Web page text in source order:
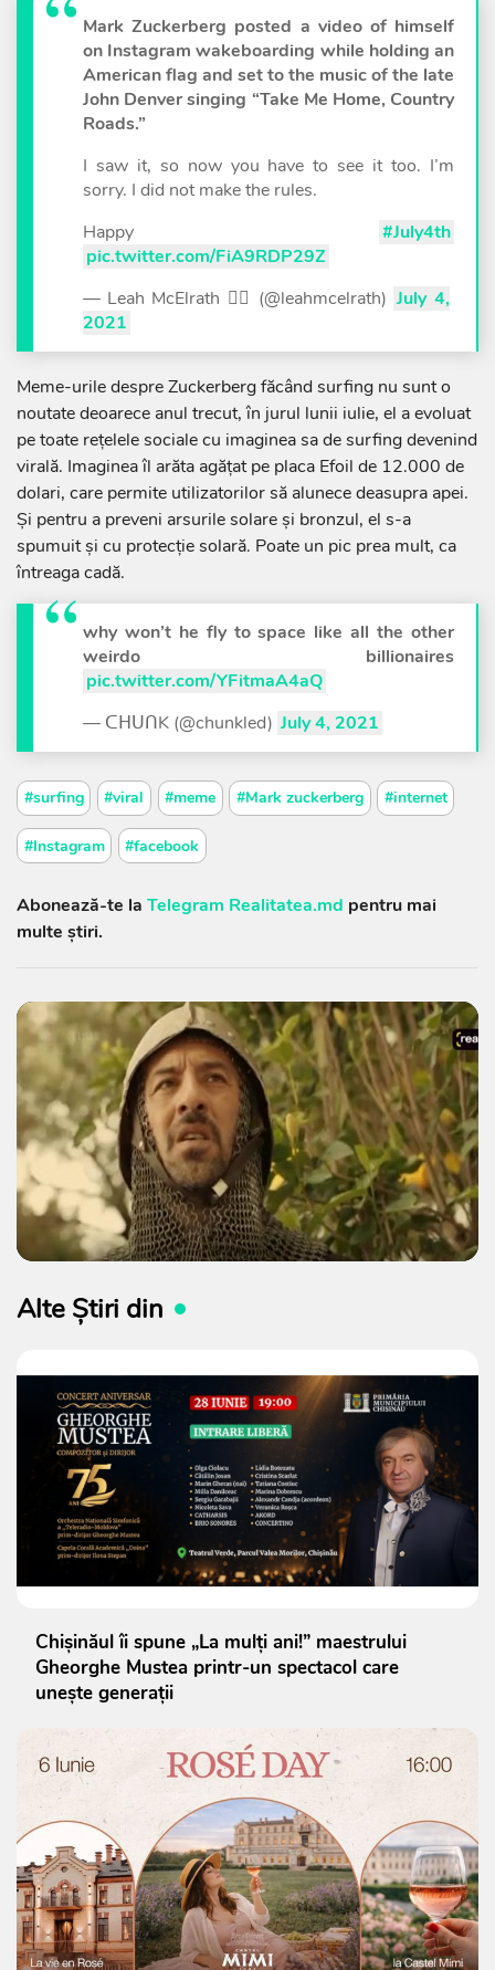
Mark Zuckerberg posted a video of himself
on Instagram wakeboarding while holding an
American flag and set to the music of the late
John Denver singing “Take Me Home, Country
Roads.”
I saw it, so now you have to see it too. I’m
sorry. I did not make the rules.
Happy
#July4th
pic.twitter.com/FiA9RDP29Z
— Leah McElrath 🏳️‍🌈 (@leahmcelrath) July 4,
2021
Meme-urile despre Zuckerberg făcând surfing nu sunt o
noutate deoarece anul trecut, în jurul lunii iulie, el a evoluat
pe toate rețelele sociale cu imaginea sa de surfing devenind
virală. Imaginea îl arăta agățat pe placa Efoil de 12.000 de
dolari, care permite utilizatorilor să alunece deasupra apei.
Și pentru a preveni arsurile solare și bronzul, el s-a
spumuit și cu protecție solară. Poate un pic prea mult, ca
întreaga cadă.
why won’t he fly to space like all the other
weirdo billionaires
pic.twitter.com/YFitmaA4aQ
— ᑕᕼᑌᑎK (@chunkled) July 4, 2021
#surfing #viral #meme #Mark zuckerberg #internet
#Instagram #facebook
Abonează-te la Telegram Realitatea.md pentru mai
multe știri.
Alte Știri din
Chișinăul îi spune „La mulți ani!” maestrului
Gheorghe Mustea printr-un spectacol care
unește generații